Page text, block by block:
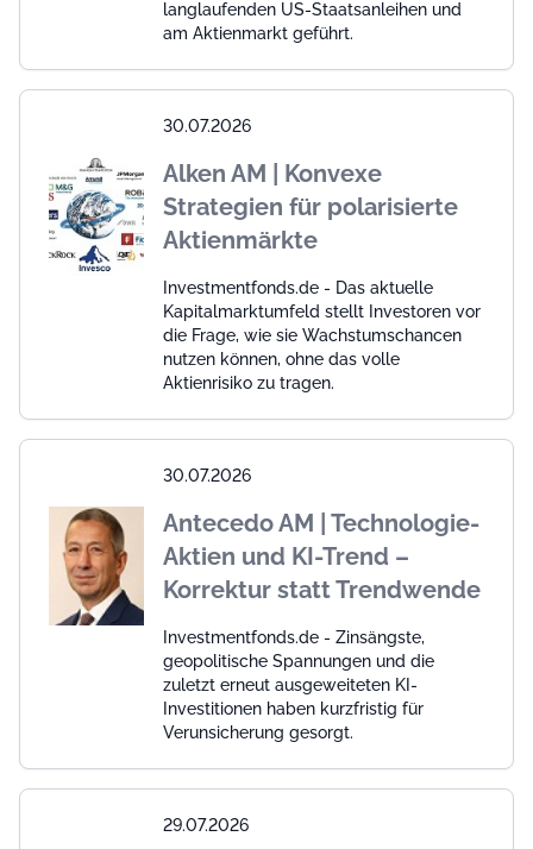
langlaufenden US-Staatsanleihen und
am Aktienmarkt geführt.
30.07.2026
Alken AM | Konvexe
Strategien für polarisierte
Aktienmärkte
Investmentfonds.de - Das aktuelle
Kapitalmarktumfeld stellt Investoren vor
die Frage, wie sie Wachstumschancen
nutzen können, ohne das volle
Aktienrisiko zu tragen.
30.07.2026
Antecedo AM | Technologie-
Aktien und KI-Trend –
Korrektur statt Trendwende
Investmentfonds.de - Zinsängste,
geopolitische Spannungen und die
zuletzt erneut ausgeweiteten KI-
Investitionen haben kurzfristig für
Verunsicherung gesorgt.
29.07.2026